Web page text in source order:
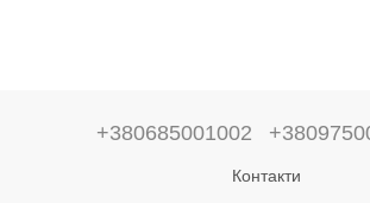
+380685001002
Контакти